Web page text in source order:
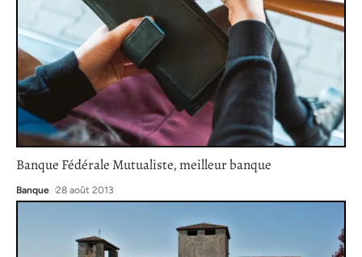
Banque Fédérale Mutualiste, meilleur banque
Banque 28 août 2013